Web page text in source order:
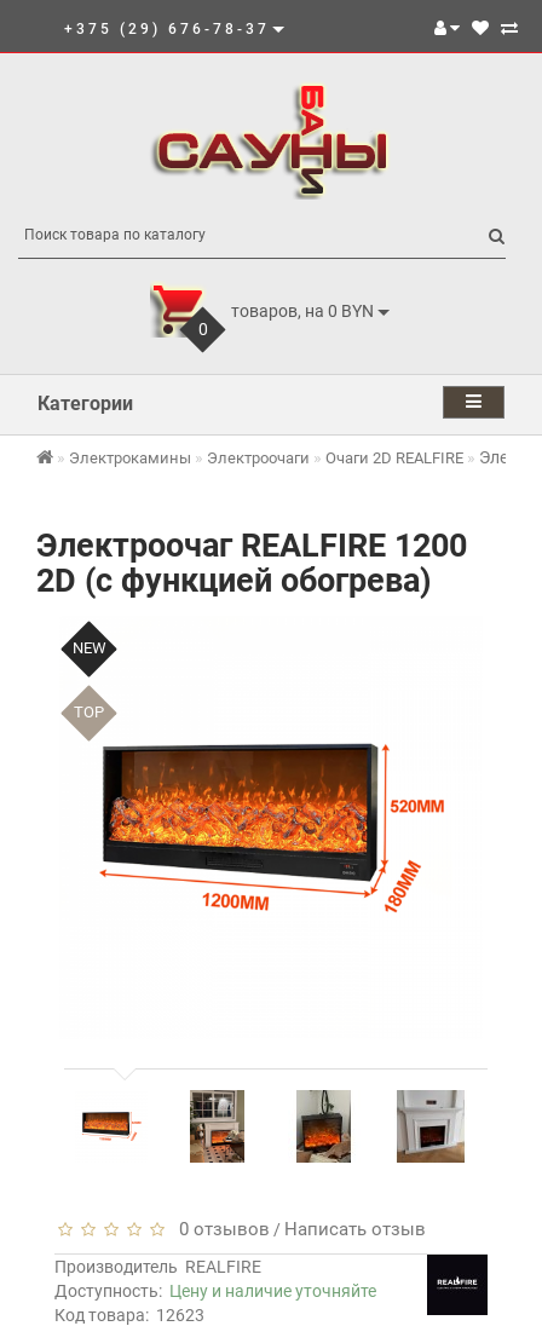
+375 (29) 676-78-37
0
товаров, на 0 BYN
Категории
Электрокамины Электроочаги Очаги 2D REALFIRE
Электроочаг REALFIRE 1200
2D (с функцией обогрева)
NEW
TOP
0 отзывов / Написать отзыв
Производитель REALFIRE
Доступность: Цену и наличие уточняйте
Код товара: 12623